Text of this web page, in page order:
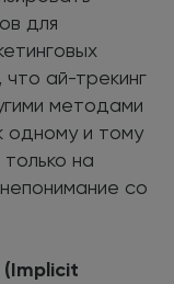
для
ай-трекинг
методами
одному и тому
на
со
(Implicit